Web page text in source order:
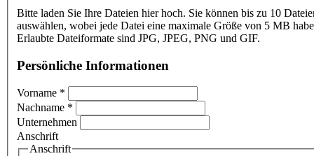
Bitte laden Sie Ihre Dateien hier hoch. Sie können bis zu 10
auswählen, wobei jede Datei eine maximale Größe von 5 MB
Erlaubte Dateiformate sind JPG, JPEG, PNG und GIF.
Persönliche Informationen
Vorname *
Nachname *
Unternehmen
Anschrift
Anschrift